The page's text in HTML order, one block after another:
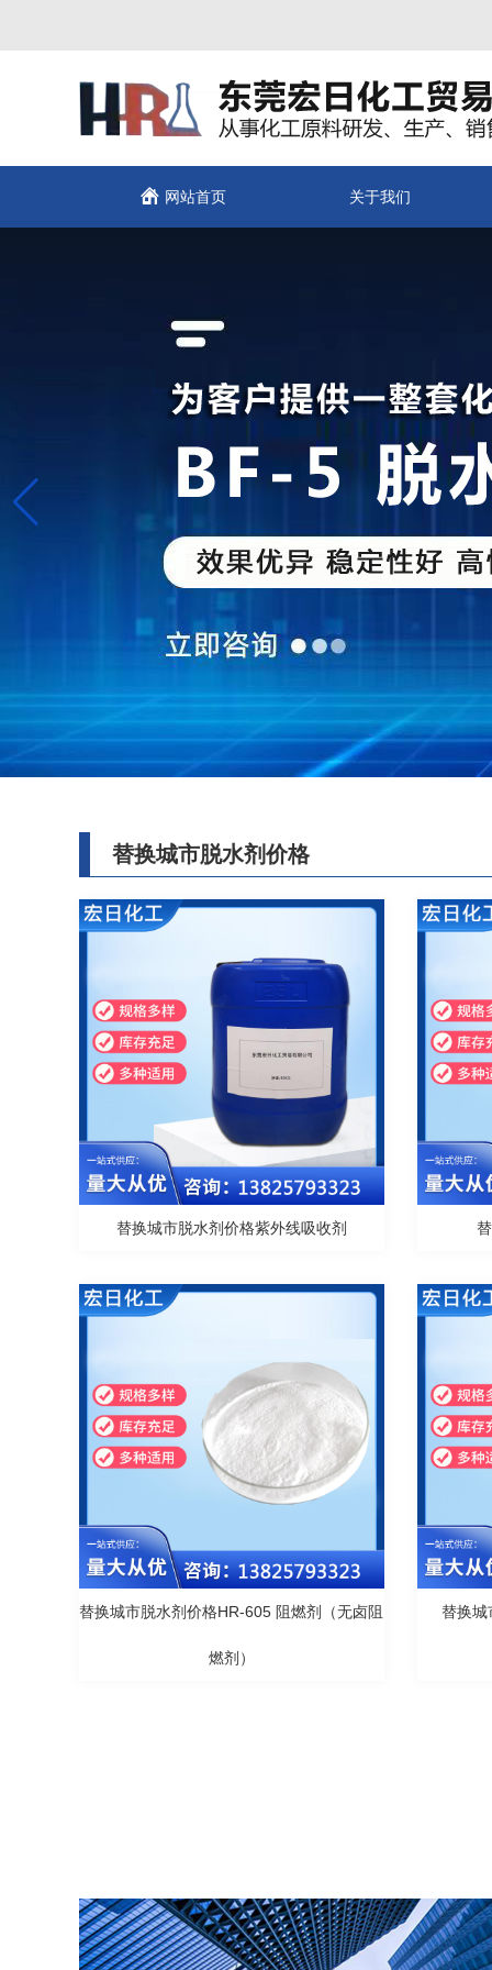
网站首页 关于我们
替换城市脱水剂价格
替换城市脱水剂价格紫外线吸收剂
替换城市脱水剂价格HR-605 阻燃剂（无卤阻
燃剂）
替换城